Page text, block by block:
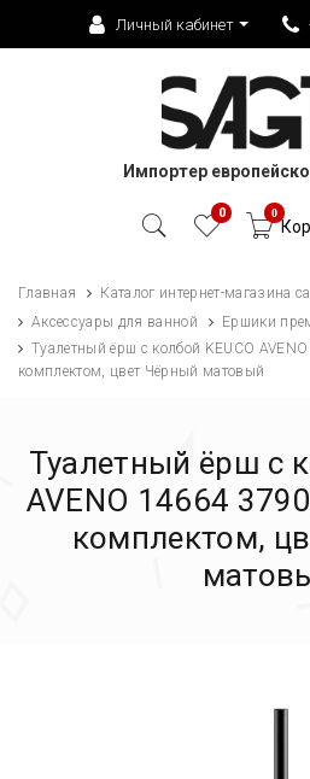
Личный кабинет
Импортер
0 0
Главная
Каталог интернет-магазина
Аксессуары для ванной
Ершики
Туалетный ёрш с колбой KEUCO
комплектом, цвет Чёрный матовый
Туалетный ёрш с
AVENO 14664
комплектом,